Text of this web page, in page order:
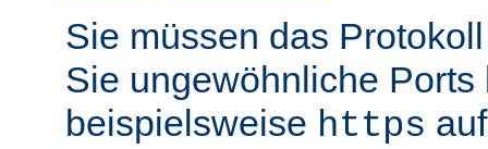
Sie müssen das
Sie ungewöhnliche Ports
beispielsweise https